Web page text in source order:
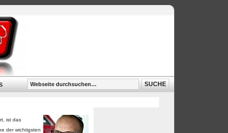
ist das
der wichtigsten